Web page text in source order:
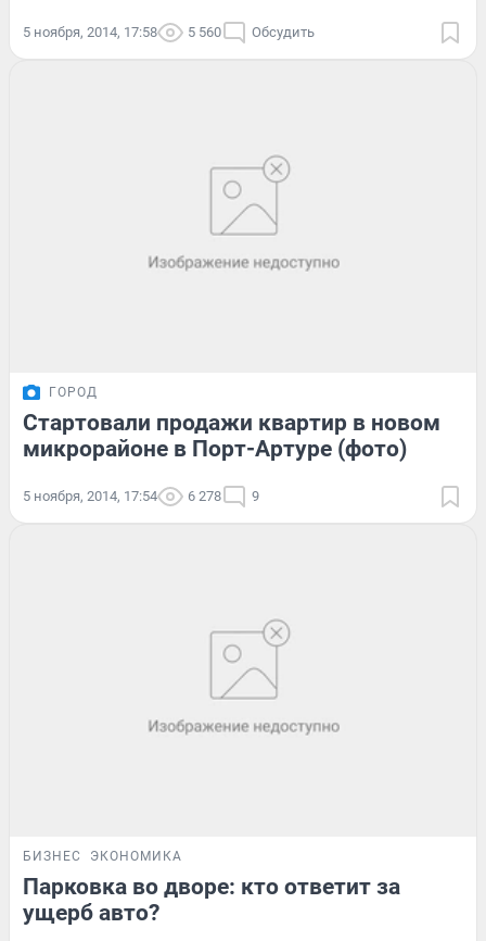
5 ноября, 2014, 17:58 5 560 Обсудить
ГОРОД
Стартовали продажи квартир в новом
микрорайоне в Порт-Артуре (фото)
5 ноября, 2014, 17:54 6 278 9
БИЗНЕС ЭКОНОМИКА
Парковка во дворе: кто ответит за
ущерб авто?